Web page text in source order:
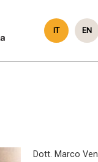
Dott. Marco
IT EN